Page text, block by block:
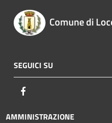
Comune di
SEGUICI SU
AMMINISTRAZIONE